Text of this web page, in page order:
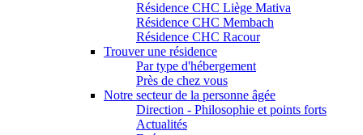
Résidence CHC Liège Mativa
Résidence CHC Membach
Résidence CHC Racour
Trouver une résidence
Par type d'hébergement
Près de chez vous
Notre secteur de la personne âgée
Direction - Philosophie et points forts
Actualités